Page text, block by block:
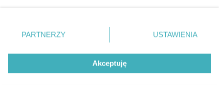
© 2026 CIEKAWOSTKIHISTORYCZNE.PL. ALL RIGHTS
zmienić/wycofać klikając przycisk ustawień prywatności
znajdujący się w lewym dolnym rogu strony
. Niektóre
użytkownika, ale masz prawo sprzeciwić się takiemu
przetwarzaniu. Preferencje będą miały zastosowania tylko
PARTNERZY USTAWIENIA
Akceptuję